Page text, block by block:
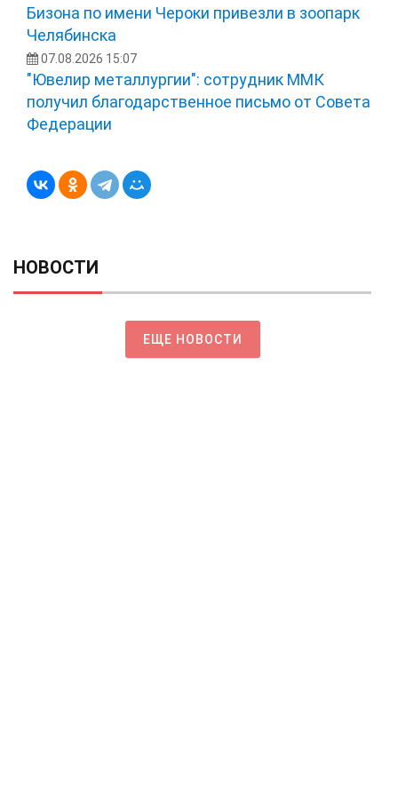
Бизона по имени Чероки привезли в зоопарк
Челябинска
07.08.2026 15:07
"Ювелир металлургии": сотрудник ММК
получил благодарственное письмо от Совета
Федерации
НОВОСТИ
ЕЩЕ НОВОСТИ